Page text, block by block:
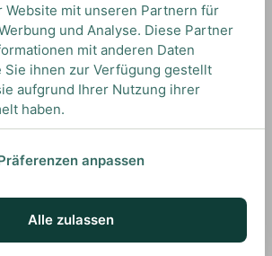
Website mit unseren Partnern für
und Analyse. Diese Partner
mit anderen Daten
Sie ihnen zur Verfügung gestellt
aufgrund Ihrer Nutzung ihrer
haben.
anpassen
Alle zulassen